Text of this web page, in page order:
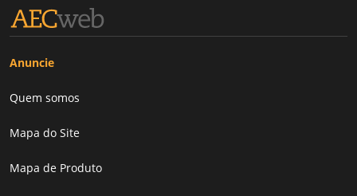
Anuncie
Quem somos
Mapa do Site
Mapa de Produto